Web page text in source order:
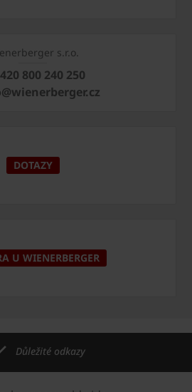
s.r.o.
800 240 250
DOTAZY
U WIENERBERGER
Důležité odkazy